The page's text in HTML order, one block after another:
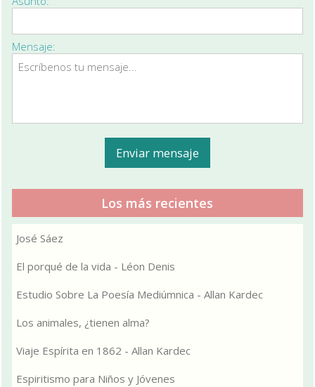
Mensaje:
Los más recientes
José Sáez
El porqué de la vida - Léon Denis
Estudio Sobre La Poesía Mediúmnica - Allan Kardec
Los animales, ¿tienen alma?
Viaje Espírita en 1862 - Allan Kardec
Espiritismo para Niños y Jóvenes